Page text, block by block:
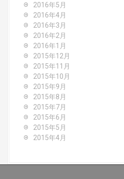
2016年5月
2016年4月
2016年3月
2016年2月
2016年1月
2015年12月
2015年11月
2015年10月
2015年9月
2015年8月
2015年7月
2015年6月
2015年5月
2015年4月